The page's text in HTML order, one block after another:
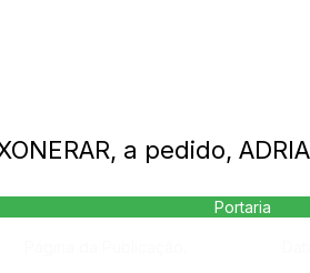
a pedido,
Portaria